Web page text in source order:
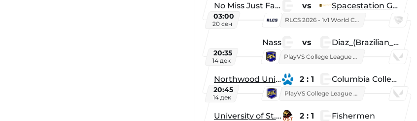
No Miss Just Fake vs Spacestation Gaming
03:00
20 сен
RLCS 2026 - 1v1 World Championship
Nass vs Diaz_(Brazilian_Player)
20:35
14 дек
PlayVS College League 2025: Fall
Northwood University 2 : 1 Columbia College
20:45
14 дек
PlayVS College League 2025: Fall
University of St. Thomas 2 : 1 Fishermen